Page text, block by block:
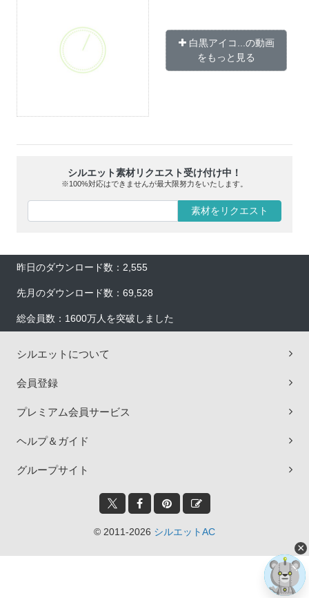
白黒アイコ...の動画
をもっと見る
シルエット素材リクエスト受け付け中！
※100%対応はできませんが最大限努力をいたします。
素材をリクエスト
昨日のダウンロード数：2,555
先月のダウンロード数：69,528
総会員数：1600万人を突破しました
シルエットについて
会員登録
プレミアム会員サービス
ヘルプ＆ガイド
グループサイト
© 2011-2026 シルエットAC
×